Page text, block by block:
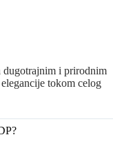
dugotrajnim i prirodnim
tokom celog